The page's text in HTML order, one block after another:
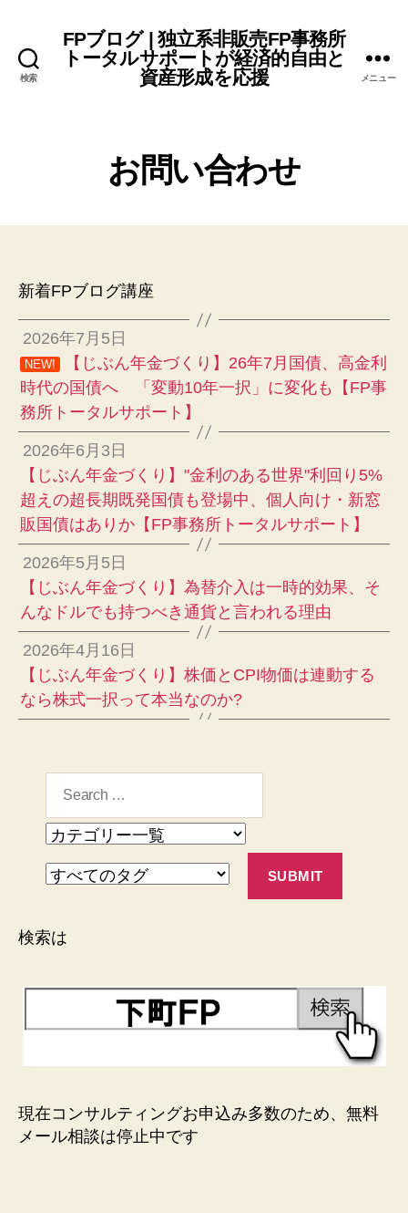
検索
FPブログ | 独立系非販売FP事務所
トータルサポートが経済的自由と
資産形成を応援
メニュー
お問い合わせ
新着FPブログ講座
2026年7月5日
NEW!
【じぶん年金づくり】26年7月国債、高金利
時代の国債へ 「変動10年一択」に変化も【FP事
務所トータルサポート】
2026年6月3日
【じぶん年金づくり】"金利のある世界"利回り5%
超えの超長期既発国債も登場中、個人向け・新窓
販国債はありか【FP事務所トータルサポート】
2026年5月5日
【じぶん年金づくり】為替介入は一時的効果、そ
んなドルでも持つべき通貨と言われる理由
2026年4月16日
【じぶん年金づくり】株価とCPI物価は連動する
なら株式一択って本当なのか?
検索は
現在コンサルティングお申込み多数のため、無料
メール相談は停止中です